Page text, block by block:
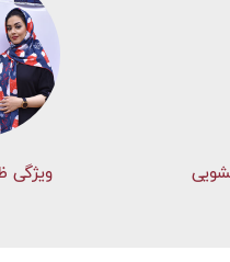
ویژگی